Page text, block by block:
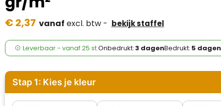
Fresh 'n Rebel
GolfOriginals
James Harvest
Kingcap
€ 2,37 vanaf excl. btw - bekijk staffel
Leverbaar- vanaf25 st.Onbedrukt:3 dagenBedrukt: 5 dagen
Stap 1: Kies je kleur